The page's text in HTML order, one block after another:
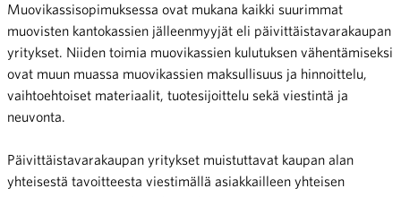
Muovikassisopimuksessa ovat mukana kaikki suurimmat
muovisten kantokassien jälleenmyyjät eli päivittäistavarakaupan
yritykset. Niiden toimia muovikassien kulutuksen vähentämiseksi
ovat muun muassa muovikassien maksullisuus ja hinnoittelu,
vaihtoehtoiset materiaalit, tuotesijoittelu sekä viestintä ja
neuvonta.
Päivittäistavarakaupan yritykset muistuttavat kaupan alan
yhteisestä tavoitteesta viestimällä asiakkailleen yhteisen